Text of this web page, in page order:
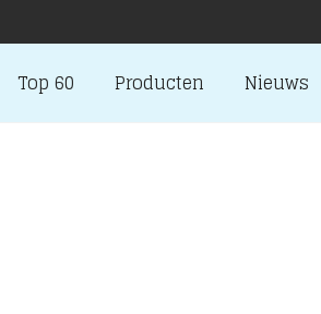
Top 60 Producten Nieuws